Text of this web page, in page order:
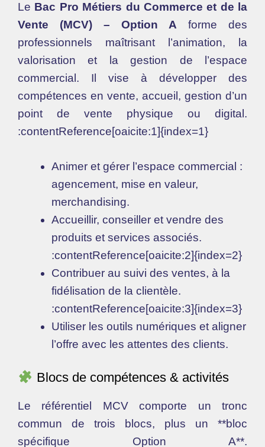
Le Bac Pro Métiers du Commerce et de la
Vente (MCV) – Option A forme des
professionnels maîtrisant l’animation, la
valorisation et la gestion de l’espace
commercial. Il vise à développer des
compétences en vente, accueil, gestion d’un
point de vente physique ou digital.
:contentReference[oaicite:1]{index=1}
Animer et gérer l’espace commercial :
agencement, mise en valeur,
merchandising.
Accueillir, conseiller et vendre des
produits et services associés.
:contentReference[oaicite:2]{index=2}
Contribuer au suivi des ventes, à la
fidélisation de la clientèle.
:contentReference[oaicite:3]{index=3}
Utiliser les outils numériques et aligner
l’offre avec les attentes des clients.
Blocs de compétences & activités
Le référentiel MCV comporte un tronc
commun de trois blocs, plus un **bloc
spécifique Option A**.